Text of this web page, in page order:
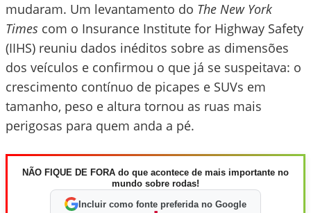
mudaram. Um levantamento do The New York
Times com o Insurance Institute for Highway Safety
(IIHS) reuniu dados inéditos sobre as dimensões
dos veículos e confirmou o que já se suspeitava: o
crescimento contínuo de picapes e SUVs em
tamanho, peso e altura tornou as ruas mais
perigosas para quem anda a pé.
NÃO FIQUE DE FORA do que acontece de mais importante no
mundo sobre rodas!
Incluir como fonte preferida no Google